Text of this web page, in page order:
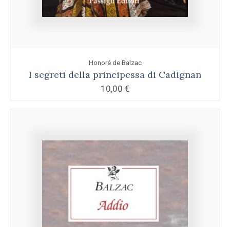
Honoré de Balzac
I segreti della principessa di Cadignan
10,00 €